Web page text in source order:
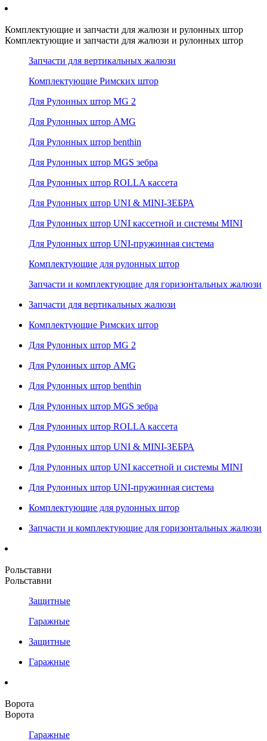
Комплектующие и запчасти для жалюзи и рулонных штор
Комплектующие и запчасти для жалюзи и рулонных штор
Запчасти для вертикальных жалюзи
Комплектующие Римских штор
Для Рулонных штор MG 2
Для Рулонных штор AMG
Для Рулонных штор benthin
Для Рулонных штор MGS зебра
Для Рулонных штор ROLLA кассета
Для Рулонных штор UNI & MINI-ЗЕБРА
Для Рулонных штор UNI кассетной и системы MINI
Для Рулонных штор UNI-пружинная система
Комплектующие для рулонных штор
Запчасти и комплектующие для горизонтальных жалюзи
Запчасти для вертикальных жалюзи
Комплектующие Римских штор
Для Рулонных штор MG 2
Для Рулонных штор AMG
Для Рулонных штор benthin
Для Рулонных штор MGS зебра
Для Рулонных штор ROLLA кассета
Для Рулонных штор UNI & MINI-ЗЕБРА
Для Рулонных штор UNI кассетной и системы MINI
Для Рулонных штор UNI-пружинная система
Комплектующие для рулонных штор
Запчасти и комплектующие для горизонтальных жалюзи
Рольставни
Рольставни
Защитные
Гаражные
Защитные
Гаражные
Ворота
Ворота
Гаражные